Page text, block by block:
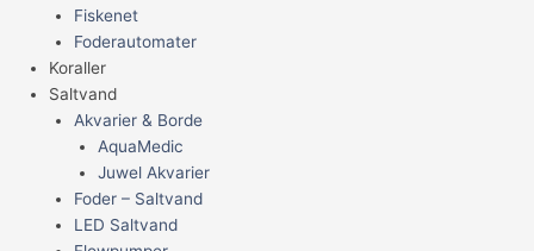
Fiskenet
Foderautomater
Koraller
Saltvand
Akvarier & Borde
AquaMedic
Juwel Akvarier
Foder – Saltvand
LED Saltvand